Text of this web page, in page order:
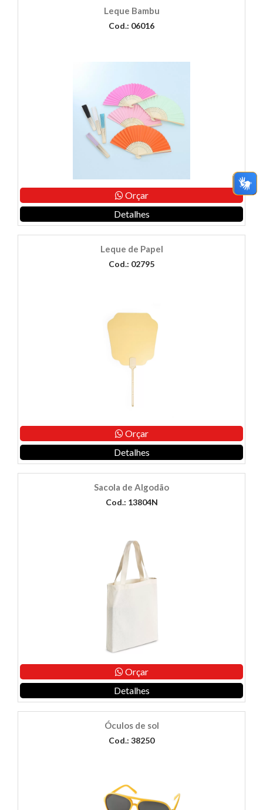
Leque Bambu
Cod.: 06016
Orçar
Detalhes
Leque de Papel
Cod.: 02795
Orçar
Detalhes
Sacola de Algodão
Cod.: 13804N
Orçar
Detalhes
Óculos de sol
Cod.: 38250